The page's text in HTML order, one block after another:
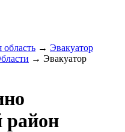
→ Эвакуатор
→ Эвакуатор
район